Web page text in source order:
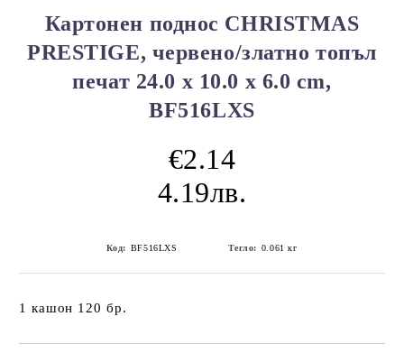
Картонен поднос CHRISTMAS
PRESTIGE, червено/златно топъл
печат 24.0 x 10.0 x 6.0 cm,
BF516LXS
€2.14
4.19лв.
Код: BF516LXS Тегло: 0.061 кг
1 кашон 120 бр.